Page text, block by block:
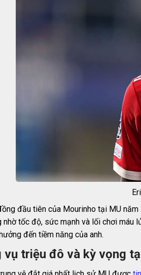
đầu tiên của Mourinho tại MU
nhờ tốc độ, sức mạnh và lối chơi máu
đến tiềm năng của anh.
vụ triệu đô và kỳ vọng